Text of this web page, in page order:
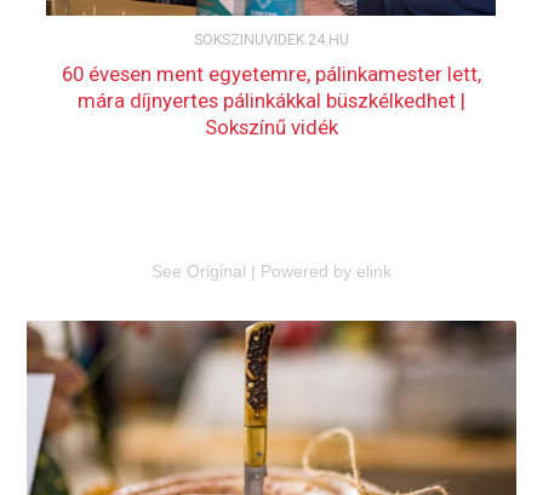
See Original | Powered by elink